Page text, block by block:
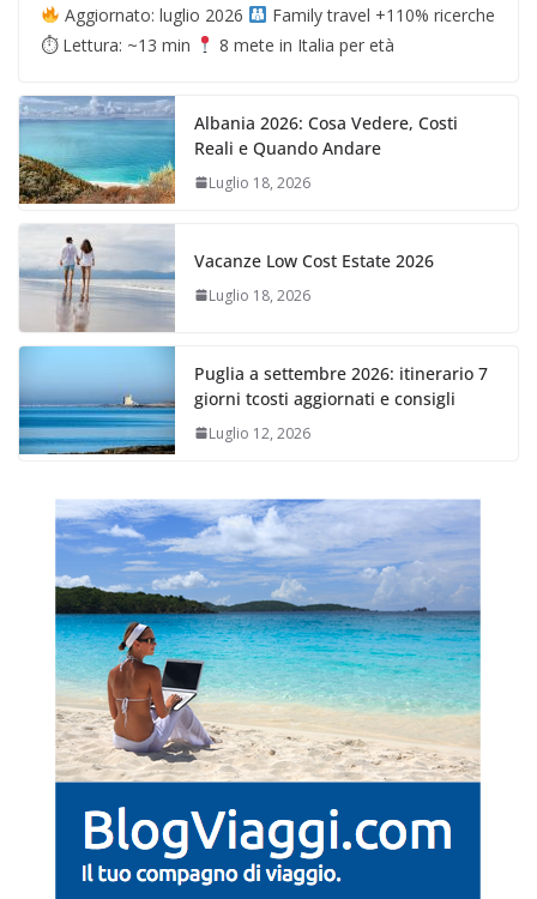
Aggiornato: luglio 2026
Family travel +110% ricerche
⏱ Lettura: ~13 min
8 mete in Italia per età
Albania 2026: Cosa Vedere, Costi
Reali e Quando Andare
Luglio 18, 2026
Vacanze Low Cost Estate 2026
Luglio 18, 2026
Puglia a settembre 2026: itinerario 7
giorni tcosti aggiornati e consigli
Luglio 12, 2026